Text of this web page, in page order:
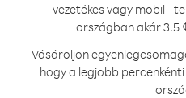
vezetékes vagy mobil -
országban akár 3.5
Vásároljon
hogy a legjobb